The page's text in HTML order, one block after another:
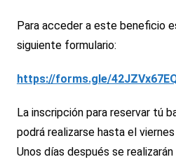
Para acceder a este beneficio
siguiente formulario:
https://forms.gle/
La inscripción para reservar tú
podrá realizarse hasta el
Unos días después se